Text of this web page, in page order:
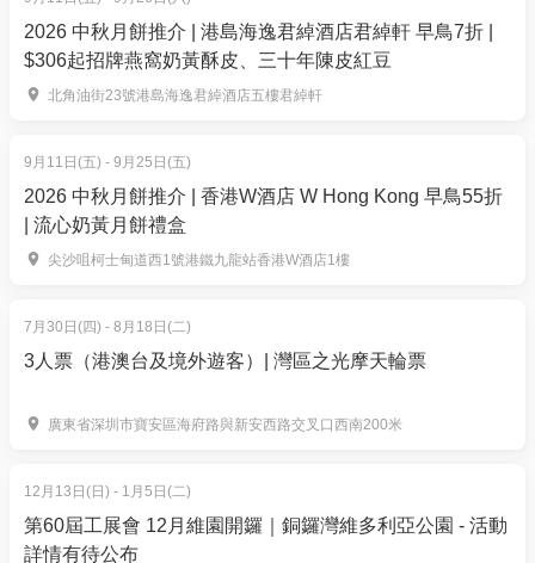
咖啡牛奶巧克力豆
白巧克力豆
薄荷黑巧克力豆
價錢: $69
以下4款口味任款︰
Signature 牛奶巧克力磚
Signature 杏仁黑巧克力磚
Signature 海鹽黑巧克力磚
價錢: $59
以下5款口味任款︰
G Cube松露牛奶巧克力5顆裝: 內餡由白巧古力醬
轉為牛奶巧克力醬，令巧克力風味提升
2026 中秋月餅推介 | 港島海逸君綽酒店君綽軒 早鳥7折 |
$306起招牌燕窩奶黃酥皮、三十年陳皮紅豆
北角油街23號港島海逸君綽酒店五樓君綽軒
9月11日(五) - 9月25日(五)
2026 中秋月餅推介 | 香港W酒店 W Hong Kong 早鳥55折
| 流心奶黃月餅禮盒
尖沙咀柯士甸道西1號港鐵九龍站香港W酒店1樓
7月30日(四) - 8月18日(二)
3人票（港澳台及境外遊客）| 灣區之光摩天輪票
廣東省深圳市寶安區海府路與新安西路交叉口西南200米
12月13日(日) - 1月5日(二)
第60屆工展會 12月維園開鑼｜銅鑼灣維多利亞公園 - 活動
詳情有待公布